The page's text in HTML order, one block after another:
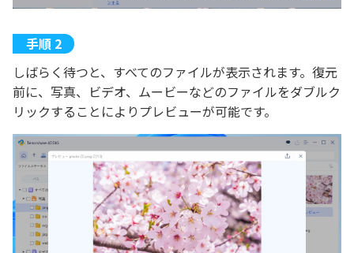
しばらく待つと、すべてのファイルが表示されます。復元
前に、写真、ビデオ、ムービーなどのファイルをダブルク
リックすることによりプレビューが可能です。